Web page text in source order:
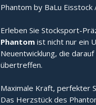
Phantom by BaLu
Erleben Sie Stocksport-
Phantom ist nicht nur ein
Neuentwicklung, die
übertreffen.
Maximale Kraft, perfekter
Das Herzstück des